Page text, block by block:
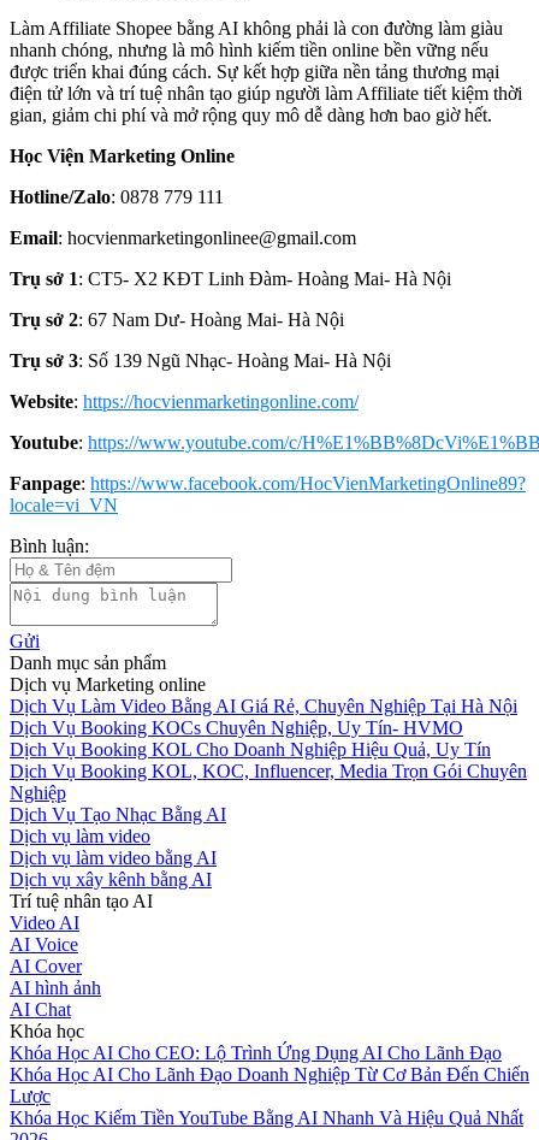
Làm Affiliate Shopee bằng AI không phải là con đường làm giàu
nhanh chóng, nhưng là mô hình kiếm tiền online bền vững nếu
được triển khai đúng cách. Sự kết hợp giữa nền tảng thương mại
điện tử lớn và trí tuệ nhân tạo giúp người làm Affiliate tiết kiệm thời
gian, giảm chi phí và mở rộng quy mô dễ dàng hơn bao giờ hết.
Học Viện Marketing Online
Hotline/Zalo: 0878 779 111
Email: hocvienmarketingonlinee@gmail.com
Trụ sở 1: CT5- X2 KĐT Linh Đàm- Hoàng Mai- Hà Nội
Trụ sở 2: 67 Nam Dư- Hoàng Mai- Hà Nội
Trụ sở 3: Số 139 Ngũ Nhạc- Hoàng Mai- Hà Nội
Website: https://hocvienmarketingonline.com/
Youtube: https://www.youtube.com/c/
Fanpage: https://www.facebook.com/HocVienMarketingOnline89?
locale=vi_VN
Bình luận:
Gửi
Danh mục sản phẩm
Dịch vụ Marketing online
Dịch Vụ Làm Video Bằng AI Giá Rẻ, Chuyên Nghiệp Tại Hà Nội
Dịch Vụ Booking KOCs Chuyên Nghiệp, Uy Tín- HVMO
Dịch Vụ Booking KOL Cho Doanh Nghiệp Hiệu Quả, Uy Tín
Dịch Vụ Booking KOL, KOC, Influencer, Media Trọn Gói Chuyên
Nghiệp
Dịch Vụ Tạo Nhạc Bằng AI
Dịch vụ làm video
Dịch vụ làm video bằng AI
Dịch vụ xây kênh bằng AI
Trí tuệ nhân tạo AI
Video AI
AI Voice
AI Cover
AI hình ảnh
AI Chat
Khóa học
Khóa Học AI Cho CEO: Lộ Trình Ứng Dụng AI Cho Lãnh Đạo
Khóa Học AI Cho Lãnh Đạo Doanh Nghiệp Từ Cơ Bản Đến Chiến
Lược
Khóa Học Kiếm Tiền YouTube Bằng AI Nhanh Và Hiệu Quả Nhất